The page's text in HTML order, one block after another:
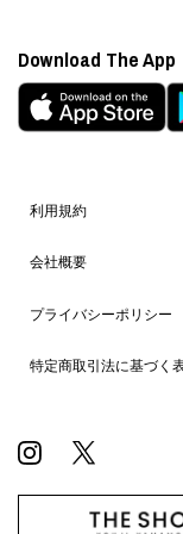
利用規約
会社概要
プライバシーポリシー
特定商取引法に基づく
Download The App